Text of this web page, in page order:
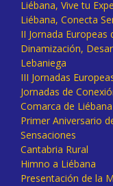
Liébana, Vive tu
Liébana, Conecta
II Jornada
Dinamización,
Lebaniega
III Jornadas
Jornadas de
Comarca de Liébana
Primer Aniversario
Sensaciones
Cantabria Rural
Himno a Liébana
Presentación de la